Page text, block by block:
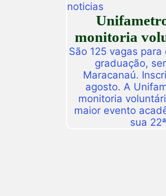
noticias
monitoria
São 125 vagas
graduação,
Maracanaú.
agosto. A
monitoria
maior evento
sua